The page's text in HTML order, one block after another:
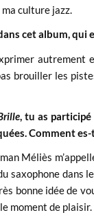
culture jazz.
cet album,
brouiller les
, tu as participé
Comment
Méliès
saxophone dans
bonne idée de
moment de plaisir.